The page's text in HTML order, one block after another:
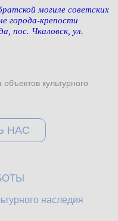
могиле советских
города-крепости
пос. Чкаловск, ул.
объектов культурного
НАС
наследия